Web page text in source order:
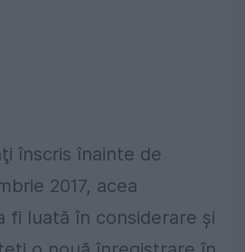
înscris înainte de
2017, acea
fi luată în considerare şi